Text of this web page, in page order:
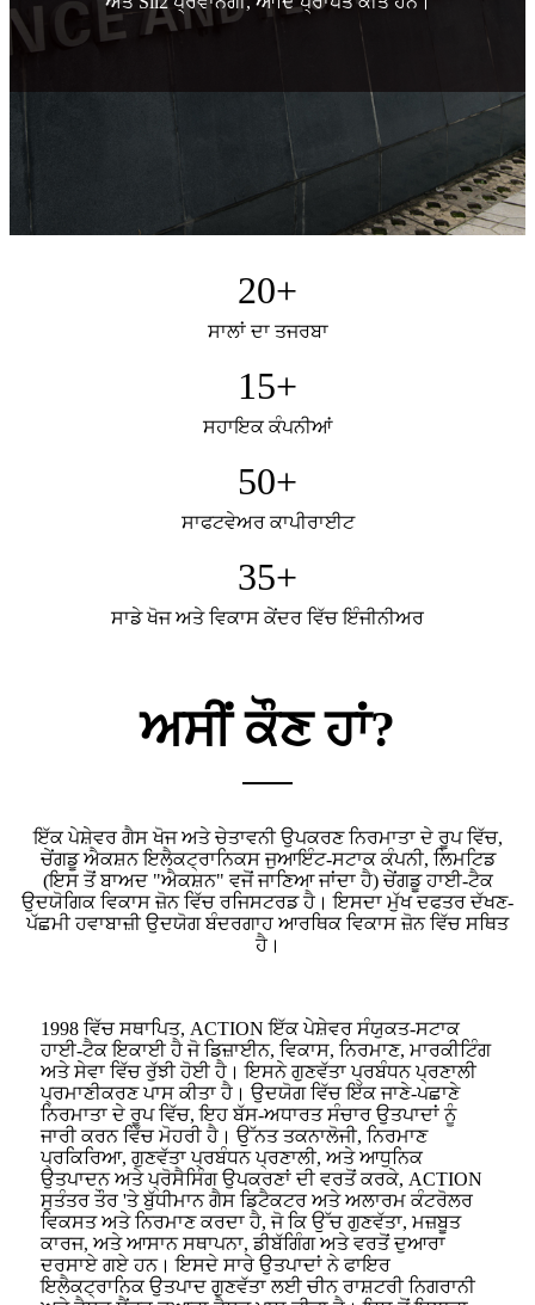
20+
ਸਾਲਾਂ ਦਾ ਤਜਰਬਾ
15+
ਸਹਾਇਕ ਕੰਪਨੀਆਂ
50+
ਸਾਫਟਵੇਅਰ ਕਾਪੀਰਾਈਟ
35+
ਸਾਡੇ ਖੋਜ ਅਤੇ ਵਿਕਾਸ ਕੇਂਦਰ ਵਿੱਚ ਇੰਜੀਨੀਅਰ
ਅਸੀਂ ਕੌਣ ਹਾਂ?
ਇੱਕ ਪੇਸ਼ੇਵਰ ਗੈਸ ਖੋਜ ਅਤੇ ਚੇਤਾਵਨੀ ਉਪਕਰਣ ਨਿਰਮਾਤਾ ਦੇ ਰੂਪ ਵਿੱਚ,
ਚੇਂਗਡੂ ਐਕਸ਼ਨ ਇਲੈਕਟ੍ਰਾਨਿਕਸ ਜੁਆਇੰਟ-ਸਟਾਕ ਕੰਪਨੀ, ਲਿਮਟਿਡ
(ਇਸ ਤੋਂ ਬਾਅਦ "ਐਕਸ਼ਨ" ਵਜੋਂ ਜਾਣਿਆ ਜਾਂਦਾ ਹੈ) ਚੇਂਗਡੂ ਹਾਈ-ਟੈਕ
ਉਦਯੋਗਿਕ ਵਿਕਾਸ ਜ਼ੋਨ ਵਿੱਚ ਰਜਿਸਟਰਡ ਹੈ। ਇਸਦਾ ਮੁੱਖ ਦਫਤਰ ਦੱਖਣ-
ਪੱਛਮੀ ਹਵਾਬਾਜ਼ੀ ਉਦਯੋਗ ਬੰਦਰਗਾਹ ਆਰਥਿਕ ਵਿਕਾਸ ਜ਼ੋਨ ਵਿੱਚ ਸਥਿਤ
ਹੈ।
1998 ਵਿੱਚ ਸਥਾਪਿਤ, ACTION ਇੱਕ ਪੇਸ਼ੇਵਰ ਸੰਯੁਕਤ-ਸਟਾਕ
ਹਾਈ-ਟੈਕ ਇਕਾਈ ਹੈ ਜੋ ਡਿਜ਼ਾਈਨ, ਵਿਕਾਸ, ਨਿਰਮਾਣ, ਮਾਰਕੀਟਿੰਗ
ਅਤੇ ਸੇਵਾ ਵਿੱਚ ਰੁੱਝੀ ਹੋਈ ਹੈ। ਇਸਨੇ ਗੁਣਵੱਤਾ ਪ੍ਰਬੰਧਨ ਪ੍ਰਣਾਲੀ
ਪ੍ਰਮਾਣੀਕਰਣ ਪਾਸ ਕੀਤਾ ਹੈ। ਉਦਯੋਗ ਵਿੱਚ ਇੱਕ ਜਾਣੇ-ਪਛਾਣੇ
ਨਿਰਮਾਤਾ ਦੇ ਰੂਪ ਵਿੱਚ, ਇਹ ਬੱਸ-ਅਧਾਰਤ ਸੰਚਾਰ ਉਤਪਾਦਾਂ ਨੂੰ
ਜਾਰੀ ਕਰਨ ਵਿੱਚ ਮੋਹਰੀ ਹੈ। ਉੱਨਤ ਤਕਨਾਲੋਜੀ, ਨਿਰਮਾਣ
ਪ੍ਰਕਿਰਿਆ, ਗੁਣਵੱਤਾ ਪ੍ਰਬੰਧਨ ਪ੍ਰਣਾਲੀ, ਅਤੇ ਆਧੁਨਿਕ
ਉਤਪਾਦਨ ਅਤੇ ਪ੍ਰੋਸੈਸਿੰਗ ਉਪਕਰਣਾਂ ਦੀ ਵਰਤੋਂ ਕਰਕੇ, ACTION
ਸੁਤੰਤਰ ਤੌਰ 'ਤੇ ਬੁੱਧੀਮਾਨ ਗੈਸ ਡਿਟੈਕਟਰ ਅਤੇ ਅਲਾਰਮ ਕੰਟਰੋਲਰ
ਵਿਕਸਤ ਅਤੇ ਨਿਰਮਾਣ ਕਰਦਾ ਹੈ, ਜੋ ਕਿ ਉੱਚ ਗੁਣਵੱਤਾ, ਮਜ਼ਬੂਤ ​​
ਕਾਰਜ, ਅਤੇ ਆਸਾਨ ਸਥਾਪਨਾ, ਡੀਬੱਗਿੰਗ ਅਤੇ ਵਰਤੋਂ ਦੁਆਰਾ
ਦਰਸਾਏ ਗਏ ਹਨ। ਇਸਦੇ ਸਾਰੇ ਉਤਪਾਦਾਂ ਨੇ ਫਾਇਰ
ਇਲੈਕਟ੍ਰਾਨਿਕ ਉਤਪਾਦ ਗੁਣਵੱਤਾ ਲਈ ਚੀਨ ਰਾਸ਼ਟਰੀ ਨਿਗਰਾਨੀ